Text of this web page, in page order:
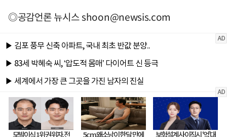
◎공감언론 뉴시스shoon@newsis.com